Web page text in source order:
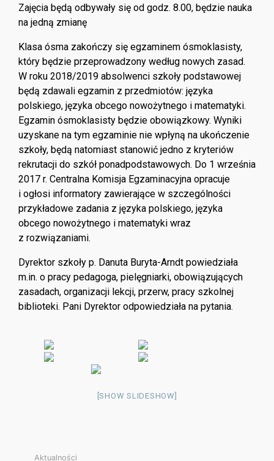
Zajęcia będą odbywały się od godz. 8.00, będzie nauka
na jedną zmianę
Klasa ósma zakończy się egzaminem ósmoklasisty,
który będzie przeprowadzony według nowych zasad.
W roku 2018/2019 absolwenci szkoły podstawowej
będą zdawali egzamin z przedmiotów: języka
polskiego, języka obcego nowożytnego i matematyki.
Egzamin ósmoklasisty będzie obowiązkowy. Wyniki
uzyskane na tym egzaminie nie wpłyną na ukończenie
szkoły, będą natomiast stanowić jedno z kryteriów
rekrutacji do szkół ponadpodstawowych. Do 1 września
2017 r. Centralna Komisja Egzaminacyjna opracuje
i ogłosi informatory zawierające w szczególności
przykładowe zadania z języka polskiego, języka
obcego nowożytnego i matematyki wraz
z rozwiązaniami.
Dyrektor szkoły p. Danuta Buryta-Arndt powiedziała
m.in. o pracy pedagoga, pielęgniarki, obowiązujących
zasadach, organizacji lekcji, przerw, pracy szkolnej
biblioteki. Pani Dyrektor odpowiedziała na pytania.
[SHOW SLIDESHOW]
Aktualności